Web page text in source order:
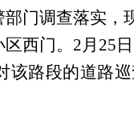
门调查落实，
西门。 2月25
该路段的道路